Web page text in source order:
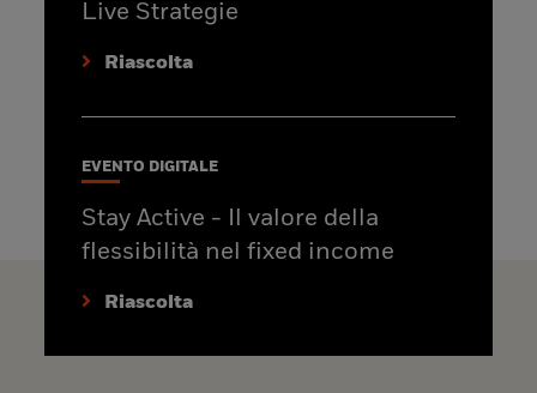
Live Strategie
Riascolta
EVENTO DIGITALE
Stay Active - Il valore della
flessibilità nel fixed income
Riascolta